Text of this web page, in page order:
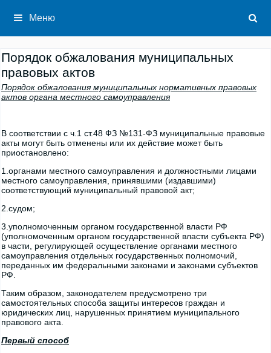
содержимому
Меню
Порядок обжалования муниципальных
правовых актов
Порядок обжалования муниципальных нормативных правовых
актов органа местного самоуправления
В соответствии с ч.1 ст.48 ФЗ №131-ФЗ муниципальные правовые
акты могут быть отменены или их действие может быть
приостановлено:
1.органами местного самоуправления и должностными лицами
местного самоуправления, принявшими (издавшими)
соответствующий муниципальный правовой акт;
2.судом;
3.уполномоченным органом государственной власти РФ
(уполномоченным органом государственной власти субъекта РФ)
в части, регулирующей осуществление органами местного
самоуправления отдельных государственных полномочий,
переданных им федеральными законами и законами субъектов
РФ.
Таким образом, законодателем предусмотрено три
самостоятельных способа защиты интересов граждан и
юридических лиц, нарушенных принятием муниципального
правового акта.
Первый способ